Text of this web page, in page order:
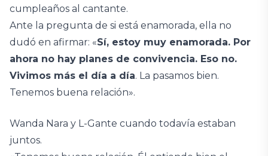
cumpleaños al cantante.
Ante la pregunta de si está enamorada, ella no
dudó en afirmar: «Sí, estoy muy enamorada. Por
ahora no hay planes de convivencia. Eso no.
Vivimos más el día a día. La pasamos bien.
Tenemos buena relación».
Wanda Nara y L-Gante cuando todavía estaban
juntos.